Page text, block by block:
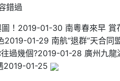
錯過
圖！2019-01-30 南粵春來早
01-29 南航“退群”天合同
過幾個?2019-01-28 廣州九
2019-01-25